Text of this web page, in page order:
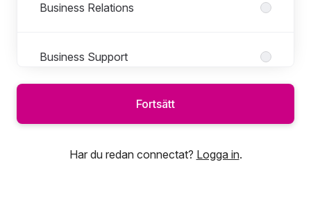
Business Relations
Business Support
Customer Experience
Datacenter
Fortsätt
Har du redan connectat? Logga in.